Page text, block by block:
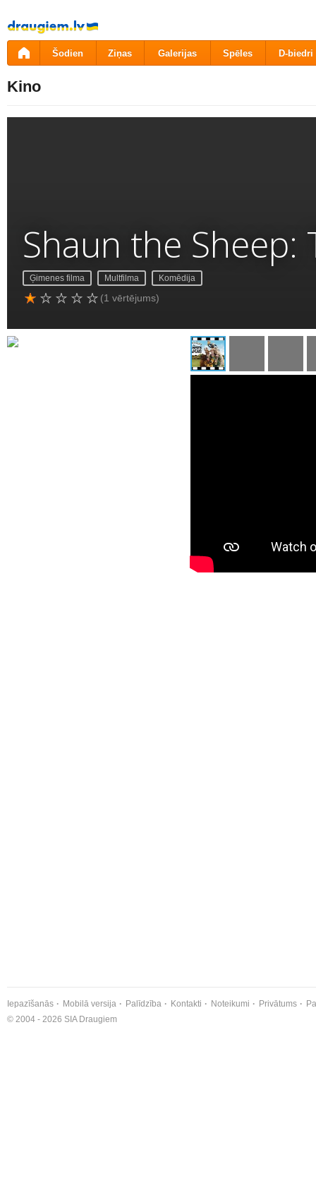
Pāriet
uz
saturu
Šodien Ziņas Galerijas Spēles D-biedri
Kino
Shaun the Sheep:
Ģimenes filma Multfilma Komēdija
(1 vērtējums)
Iepazīšanās Mobilā versija Palīdzība Kontakti Noteikumi Privātums
© 2004 - 2026 SIA Draugiem